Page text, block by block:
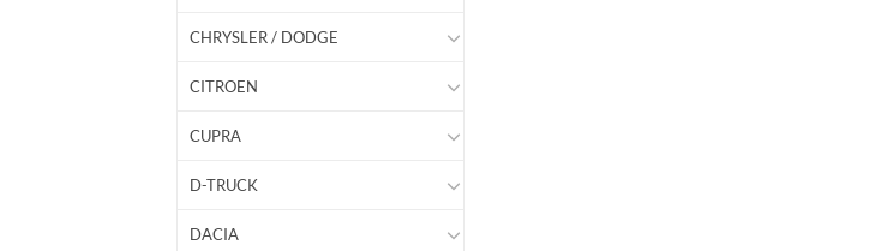
CHRYSLER / DODGE
CITROEN
CUPRA
D-TRUCK
DACIA